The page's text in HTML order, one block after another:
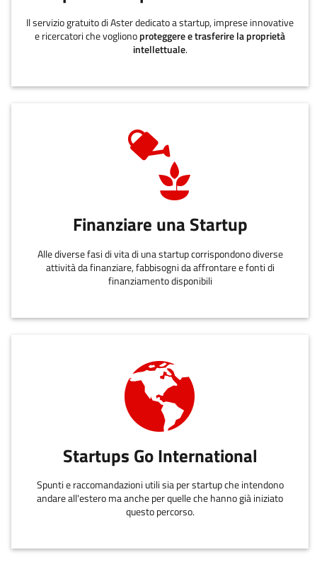
Il servizio gratuito di Aster dedicato a startup, imprese innovative
e ricercatori che voglionoproteggere e trasferire la proprietà
intellettuale.
Finanziare una Startup
Alle diverse fasi di vita di una startup corrispondono diverse
attività da finanziare, fabbisogni da affrontare e fonti di
finanziamento disponibili
Startups Go International
Spunti e raccomandazioni utili sia per startup che intendono
andare all'estero ma anche per quelle che hanno già iniziato
questo percorso.